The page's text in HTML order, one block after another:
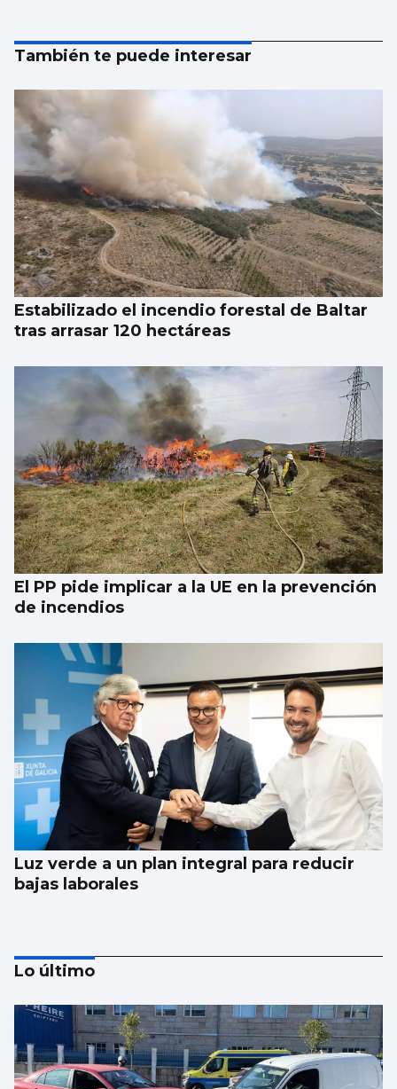
También te puede interesar
Estabilizado el incendio forestal de Baltar
tras arrasar 120 hectáreas
El PP pide implicar a la UE en la prevención
de incendios
Luz verde a un plan integral para reducir
bajas laborales
Lo último